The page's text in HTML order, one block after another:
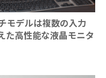
モデルは複数の入力
た高性能な液晶モニタ